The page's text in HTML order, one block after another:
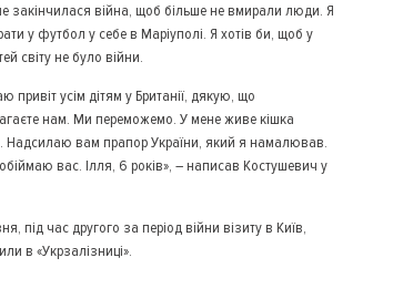
закінчилася війна, щоб більше не вмирали люди. Я
у футбол у себе в Маріуполі. Я хотів би, щоб у
світу не було війни.
привіт усім дітям у Британії, дякую, що
нам. Ми переможемо. У мене живе кішка
Надсилаю вам прапор України, який я намалював.
вас. Ілля, 6 років», – написав Костушевич у
під час другого за період війни візиту в Київ,
в «Укрзалізниці».